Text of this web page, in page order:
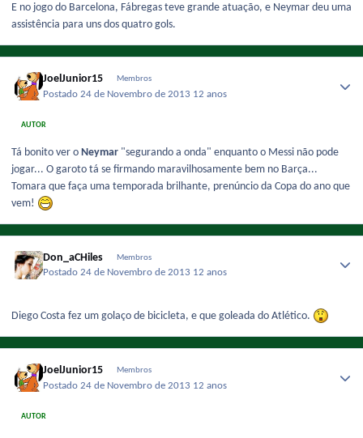
E no jogo do Barcelona, Fábregas teve grande atuação, e Neymar deu uma
assistência para uns dos quatro gols.
JoelJunior15 Membros
Postado24 de Novembro de 2013 12 anos
AUTOR
Tá bonito ver o Neymar "segurando a onda" enquanto o Messi não pode
jogar... O garoto tá se firmando maravilhosamente bem no Barça...
Tomara que faça uma temporada brilhante, prenúncio da Copa do ano que
vem!
Don_aCHiles Membros
Postado24 de Novembro de 2013 12 anos
Diego Costa fez um golaço de bicicleta, e que goleada do Atlético.
JoelJunior15 Membros
Postado24 de Novembro de 2013 12 anos
AUTOR